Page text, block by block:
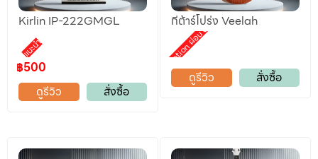
Kirlin IP-222GMGL
แนะนำ
฿500
ดูรีวิว
สั่งซื้อ
กีต้าร์โปร่ง Veelah
Promotion ผ่อน 0%
ดูรีวิว สั่งซื้อ